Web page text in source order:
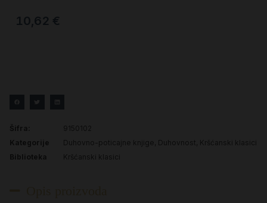
10,62 €
Šifra:
9150102
Kategorije
Duhovno-poticajne knjige Duhovnost Kršćanski klasici
Biblioteka
Kršćanski klasici